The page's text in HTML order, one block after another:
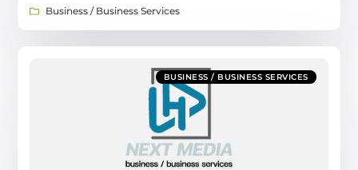
Business / Business Services
BUSINESS / BUSINESS SERVICES